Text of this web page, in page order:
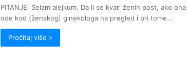
PITANJE: Selam alejkum. Da li se kvari ženin post, ako ona
ode kod (ženskog) ginekologa na pregled i pri tome…
Pročitaj više »